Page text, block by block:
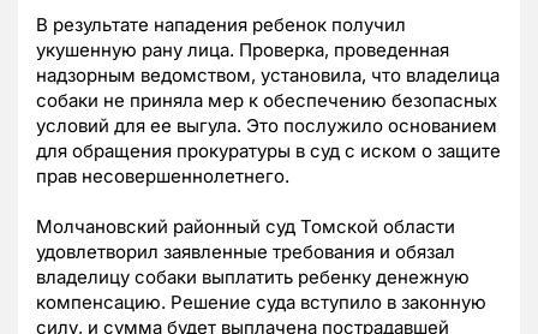
В результате нападения ребенок получил
укушенную рану лица. Проверка, проведенная
надзорным ведомством, установила, что владелица
собаки не приняла мер к обеспечению безопасных
условий для ее выгула. Это послужило основанием
для обращения прокуратуры в суд с иском о защите
прав несовершеннолетнего.
Молчановский районный суд Томской области
удовлетворил заявленные требования и обязал
владелицу собаки выплатить ребенку денежную
компенсацию. Решение суда вступило в законную
силу, и сумма будет выплачена пострадавшей